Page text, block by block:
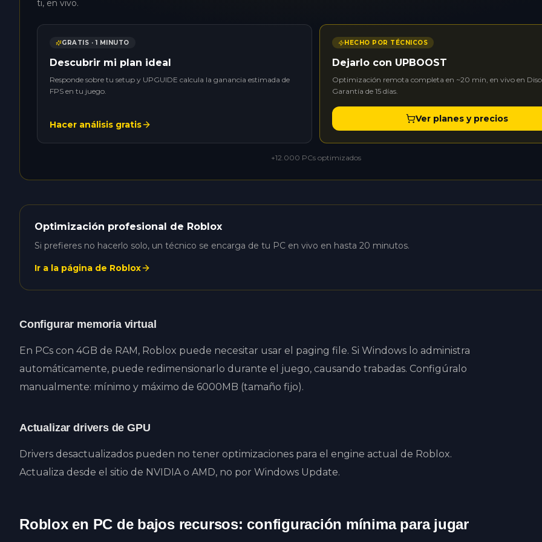
ti, en vivo.
GRATIS · 1 MINUTO
Descubrir mi plan ideal
Responde sobre tu setup y UPGUIDE calcula la ganancia estimada de
FPS en tu juego.
Hacer análisis gratis
HECHO POR TÉCNICOS
Dejarlo con UPBOOST
Optimización remota completa en ~20 min, en vivo en
Garantía de 15 días.
Ver planes y precios
+12.000 PCs optimizados
Optimización profesional de Roblox
Si prefieres no hacerlo solo, un técnico se encarga de tu PC en vivo en hasta 20 minutos.
Ir a la página de Roblox
Configurar memoria virtual
En PCs con 4GB de RAM, Roblox puede necesitar usar el paging file. Si Windows lo administra
automáticamente, puede redimensionarlo durante el juego, causando trabadas. Configúralo
manualmente: mínimo y máximo de 6000MB (tamaño fijo).
Actualizar drivers de GPU
Drivers desactualizados pueden no tener optimizaciones para el engine actual de Roblox.
Actualiza desde el sitio de NVIDIA o AMD, no por Windows Update.
Roblox en PC de bajos recursos: configuración mínima para jugar